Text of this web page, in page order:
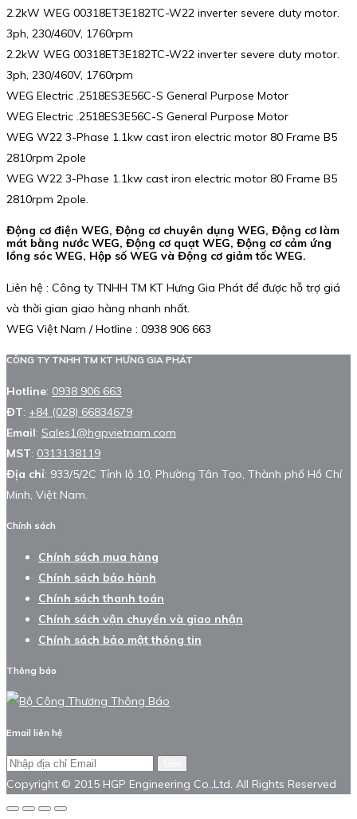
2.2kW WEG 00318ET3E182TC-W22 inverter severe duty motor.
3ph, 230/460V, 1760rpm
2.2kW WEG 00318ET3E182TC-W22 inverter severe duty motor.
3ph, 230/460V, 1760rpm
WEG Electric .2518ES3E56C-S General Purpose Motor
WEG Electric .2518ES3E56C-S General Purpose Motor
WEG W22 3-Phase 1.1kw cast iron electric motor 80 Frame B5
2810rpm 2pole
WEG W22 3-Phase 1.1kw cast iron electric motor 80 Frame B5
2810rpm 2pole.
Động cơ điện WEG, Động cơ chuyên dụng WEG, Động cơ làm
mát bằng nước WEG, Động cơ quạt WEG, Động cơ cảm ứng
lồng sóc WEG, Hộp số WEG và Động cơ giảm tốc WEG.
Liên hệ : Công ty TNHH TM KT Hưng Gia Phát để được hỗ trợ giá
và thời gian giao hàng nhanh nhất.
WEG Việt Nam / Hotline : 0938 906 663
CÔNG TY TNHH TM KT HƯNG GIA PHÁT
Hotline: 0938 906 663
ĐT: +84 (028) 66834679
Email: Sales1@hgpvietnam.com
MST: 0313138119
Địa chỉ: 933/5/2C Tỉnh lộ 10, Phường Tân Tạo, Thành phố Hồ Chí
Minh, Việt Nam.
Chính sách
Chính sách mua hàng
Chính sách bảo hành
Chính sách thanh toán
Chính sách vận chuyển và giao nhận
Chính sách bảo mật thông tin
Thông báo
Email liên hệ
Copyright © 2015 HGP Engineering Co.,Ltd. All Rights Reserved